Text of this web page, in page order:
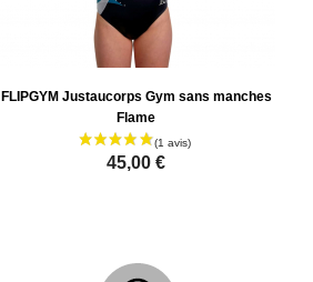
FLIPGYM Justaucorps Gym sans manches
Flame
45,00 €